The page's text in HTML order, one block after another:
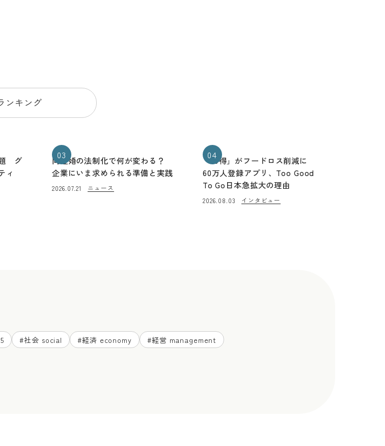
ンキング
題 グ
ィ
03
同性婚の法制化で何が変わる？
企業にいま求められる準備と実践
2026.07.21 ニュース
04
「お得」がフードロス削減に
60万人登録アプリ、Too Good
To Go日本急拡大の理由
2026.08.03 インタビュー
#社会 social #経済 economy #経営 management